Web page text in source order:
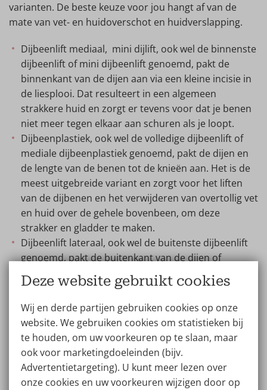
varianten. De beste keuze voor jou hangt af van de
mate van vet- en huidoverschot en huidverslapping.
Dijbeenlift mediaal, mini dijlift, ook wel de binnenste
dijbeenlift of mini dijbeenlift genoemd, pakt de
binnenkant van de dijen aan via een kleine incisie in
de liesplooi. Dat resulteert in een algemeen
strakkere huid en zorgt er tevens voor dat je benen
niet meer tegen elkaar aan schuren als je loopt.
Dijbeenplastiek, ook wel de volledige dijbeenlift of
mediale dijbeenplastiek genoemd, pakt de dijen en
de lengte van de benen tot de knieën aan. Het is de
meest uitgebreide variant en zorgt voor het liften
van de dijbenen en het verwijderen van overtollig vet
en huid over de gehele bovenbeen, om deze
strakker en gladder te maken.
Dijbeenlift lateraal, ook wel de buitenste dijbeenlift
genoemd, pakt de buitenkant van de dijen of
bovenbenen aan. Het liften van de huid zorgt bij
deze ingreep voor een gladdere huid en mooiere
lichaamscontouren.
De dijbeenlift kan gecombineerd worden met benen
liposuctie. Dit is een goede keuze als er sprake is van
hardnekkig vet rondom de benen en dijen.
Deze website gebruikt cookies
Wij en derde partijen gebruiken cookies op onze
website. We gebruiken cookies om statistieken bij
te houden, om uw voorkeuren op te slaan, maar
ook voor marketingdoeleinden (bijv.
Advertentietargeting). U kunt meer lezen over
onze cookies en uw voorkeuren wijzigen door op